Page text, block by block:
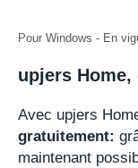
Pour Windows - En
upjers Home,
Avec upjers
gratuitement:
maintenant